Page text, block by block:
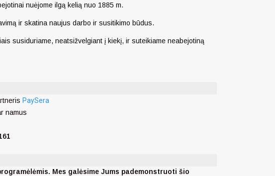
nuėjome ilgą kelią nuo 1885 m.
ir skatina naujus darbo ir susitikimo būdus.
susiduriame, neatsižvelgiant į kiekį, ir suteikiame neabejotiną
PaySera
namus
Mes galėsime Jums pademonstruoti šio